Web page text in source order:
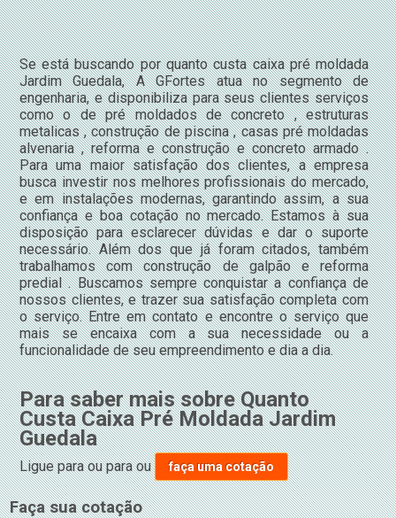
Se está buscando por quanto custa caixa pré moldada
Jardim Guedala, A GFortes atua no segmento de
engenharia, e disponibiliza para seus clientes serviços
como o de pré moldados de concreto , estruturas
metalicas , construção de piscina , casas pré moldadas
alvenaria , reforma e construção e concreto armado .
Para uma maior satisfação dos clientes, a empresa
busca investir nos melhores profissionais do mercado,
e em instalações modernas, garantindo assim, a sua
confiança e boa cotação no mercado. Estamos à sua
disposição para esclarecer dúvidas e dar o suporte
necessário. Além dos que já foram citados, também
trabalhamos com construção de galpão e reforma
predial . Buscamos sempre conquistar a confiança de
nossos clientes, e trazer sua satisfação completa com
o serviço. Entre em contato e encontre o serviço que
mais se encaixa com a sua necessidade ou a
funcionalidade de seu empreendimento e dia a dia.
Para saber mais sobre Quanto
Custa Caixa Pré Moldada Jardim
Guedala
Ligue paraou paraou faça uma cotação
Faça sua cotação